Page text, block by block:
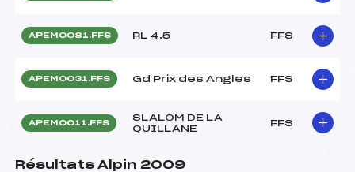
APEM0081.FFS RL 4.5 FFS
APEM0031.FFS Gd Prix des Angles FFS
APEM0011.FFS
SLALOM DE LA
QUILLANE
FFS
Résultats Alpin 2009